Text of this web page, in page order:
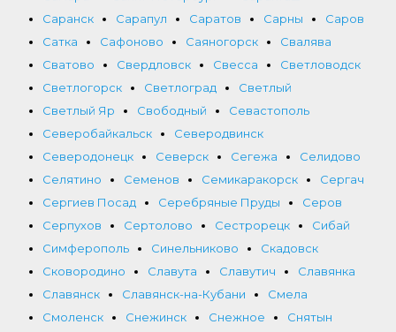
Саранск
Сарапул Саратов Сарны
Саров
Сатка
Сафоново Саяногорск
Свалява
Сватово
Свердловск Свесса
Светловодск
Светлогорск
Светлоград
Светлый
Светлый Яр
Свободный
Севастополь
Северобайкальск
Северодвинск
Северодонецк
Северск Сегежа
Селидово
Селятино
Семенов Семикаракорск
Сергач
Сергиев Посад
Серебряные Пруды
Серов
Серпухов
Сертолово Сестрорецк
Сибай
Симферополь
Синельниково
Скадовск
Сковородино
Славута Славутич
Славянка
Славянск
Славянск-на-Кубани
Смела
Смоленск
Снежинск Снежное
Снятын